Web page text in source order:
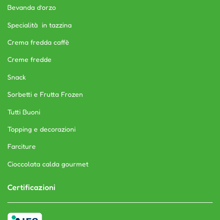
Bevanda d’orzo
Specialità in tazzina
Crema fredda caffè
Creme fredde
Snack
Sorbetti e Frutta Frozen
Tutti Buoni
Topping e decorazioni
Farciture
Cioccolata calda gourmet
Certificazioni